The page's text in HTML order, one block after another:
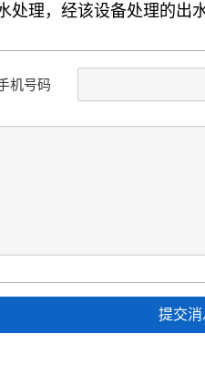
理，经该设备处理的出
机号码